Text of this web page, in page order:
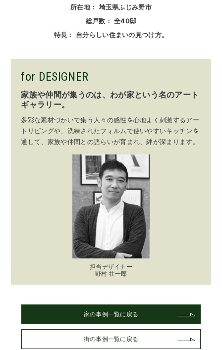
所在地
埼玉県ふじみ野市
総戸数
全40邸
特長
自分らしい住まいの見つけ方。
for DESIGNER
家族や仲間が集うのは、わが家という名のアート
ギャラリー。
多彩な素材づかいで集う人々の感性を心地よく刺激するアー
トリビングや、洗練されたフォルムで使いやすいキッチンを
通して、家族や仲間との語らいが育まれ、絆が深まります。
担当デザイナー
野村 壮一郎
家の事例一覧に戻る
街の事例一覧に戻る